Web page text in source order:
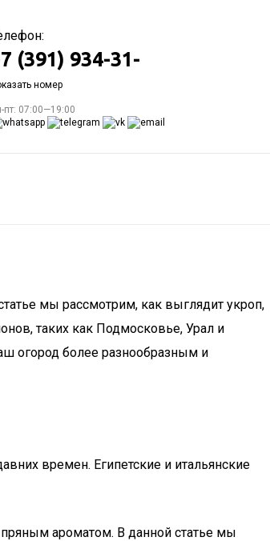
(391) 934-31-
номер
пт: 07:00—19:00
мы рассмотрим, как выглядит укроп,
таких как Подмосковье, Урал и
огород более разнообразным и
времен. Египетские и итальянские
ароматом. В данной статье мы